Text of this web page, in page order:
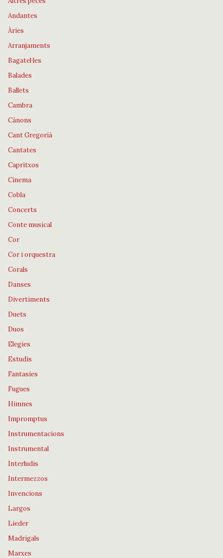
Andantes
Àries
Arranjaments
Bagatel·les
Balades
Ballets
Cambra
Cànons
Cant Gregorià
Cantates
Capritxos
Cinema
Cobla
Concerts
Conte musical
Cor
Cor i orquestra
Corals
Danses
Divertiments
Duets
Duos
Elegies
Estudis
Fantasies
Fugues
Himnes
Impromptus
Instrumentacions
Instrumental
Interludis
Intermezzos
Invencions
Largos
Lieder
Madrigals
Marxes